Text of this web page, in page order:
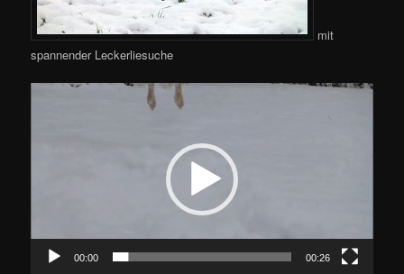
mit
spannender Leckerliesuche
00:00 00:26